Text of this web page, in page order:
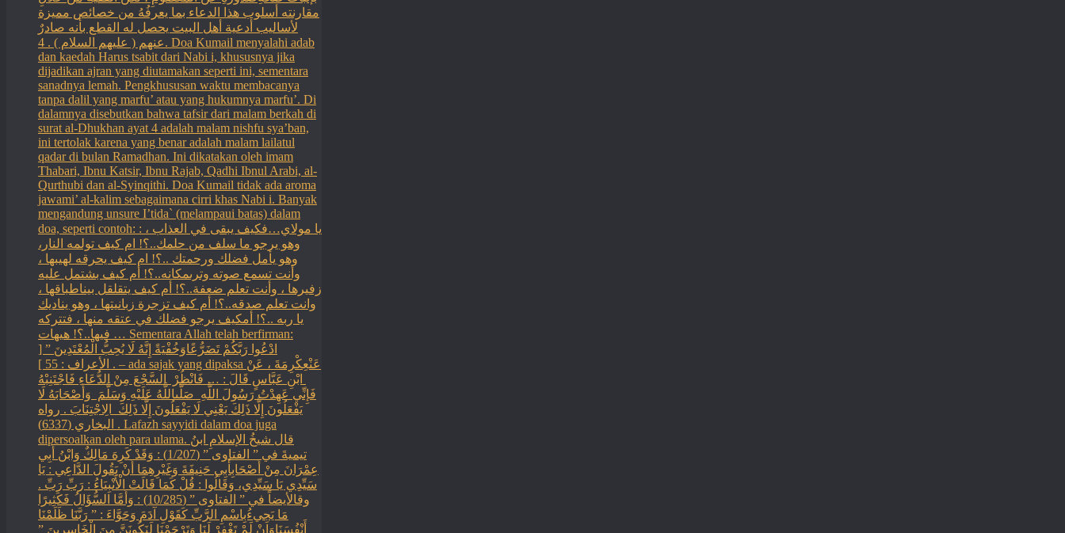
مقارنته أسلوب هذا الدعاء بما يعرفُهُ من خصائص مميزة
لأساليب أدعية أهل البيت يحصل له القطع بأنه صادرٌ
عنهم ( عليهم السلام ) . 4. Doa Kumail menyalahi adab
dan kaedah Harus tsabit dari Nabi i, khususnya jika
dijadikan ajran yang diutamakan seperti ini, sementara
sanadnya lemah. Pengkhususan waktu membacanya
tanpa dalil yang marfu’ atau yang hukumnya marfu’. Di
dalamnya disebutkan bahwa tafsir dari malam berkah di
surat al-Dhukhan ayat 4 adalah malam nishfu sya’ban,
ini tertolak karena yang benar adalah malam lailatul
qadar di bulan Ramadhan. Ini dikatakan oleh imam
Thabari, Ibnu Katsir, Ibnu Rajab, Qadhi Ibnul Arabi, al-
Qurthubi dan al-Syinqithi. Doa Kumail tidak ada aroma
jawami’ al-kalim sebagaimana cirri khas Nabi i. Banyak
mengandung unsure I’tida` (melampaui batas) dalam
doa, seperti contoh: : يا مولاي…فكيف يبقى في العذاب ،
وهو يرجو ما سلف من حلمك..؟! ام كيف تولمه النار،
وهو يأمل فضلك ورحمتك ..؟! ام كيف يحرقه لهيبها ،
وأنت تسمع صوته وترىمكانه..؟! أم كيف بشتمل عليه
زفيرها ، وأنت تعلم ضعفة..؟! أم كيف يتقلقل بيناطباقها ،
وانت تعلم صدقه..؟! أم كيف تزجرة زبانيتها ، وهو يناديك
يا ربه ..؟! أمكيف يرجو فضلك في عتقه منها ، فتتركه
فيها..؟! هيهات … Sementara Allah telah berfirman:
ادْعُوا رَبَّكُمْ تَضَرُّعًاوَخُفْيَةً إِنَّهُ لَا يُحِبُّ الْمُعْتَدِينَ ” [
الأعراف : 55 ] . – ada sajak yang dipaksa ‏عَنْ‏‏عِكْرِمَةَ ‏، ‏عَنْ
‏ ‏ابْنِ عَبَّاسٍ ‏‏قَالَ : … فَانْظُرْ ‏‏ السَّجْعَ ‏‏مِنْ الدُّعَاءِ فَاجْتَنِبْهُ
فَإِنِّي عَهِدْتُ رَسُولَ اللَّهِ ‏ ‏صَلَّىاللَّهُ عَلَيْهِ وَسَلَّمَ ‏ ‏وَأَصْحَابَهُ لَا
يَفْعَلُونَ إِلَّا ذَلِكَ ‏‏يَعْنِي لَا يَفْعَلُونَ إِلَّا ذَلِكَ ‏ ‏الِاجْتِنَابَ . رواه
البخاري (6337) . Lafazh sayyidi dalam doa juga
dipersoalkan oleh para ulama. قال شيخُ الإسلامِ ابنُ
تيميةَ في ” الفتاوى ” (1/207) : وَقَدْ كَرِهَ مَالِكٌ وَابْنُ أَبِي
عِمْرَانَ مِنْ أَصْحَابِأَبِي حَنِيفَةَ وَغَيْرِهِمَا أَنْ يَقُولَ الدَّاعِي : يَا
سَيِّدِي يَا سَيِّدِي، وَقَالُوا : قُلْ كَمَا قَالَتْ الْأَنْبِيَاءُ : رَبِّ رَبِّ .
وقالأيضاً في ” الفتاوى ” (10/285) : وَأَمَّا السُّؤَالُ فَكَثِيرًا
مَا يَجِيءُبِاسْمِ الرَّبِّ كَقَوْلِ آدَمَ وَحَوَّاءَ : ” رَبَّنَا ظَلَمْنَا
أَنْفُسَنَاوَإِنْ لَمْ تَغْفِرْ لَنَا وَتَرْحَمْنَا لَنَكُونَنَّ مِنَ الْخَاسِرِينَ ”